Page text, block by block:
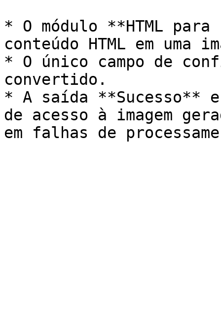
* O módulo **HTML para
conteúdo HTML em uma
* O único campo de
convertido.
* A saída **Sucesso**
de acesso à imagem